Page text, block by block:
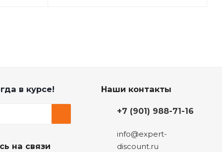
в курсе!
на связи
Наши контакты
+7 (901) 988-71-16
info@expert-
discount.ru